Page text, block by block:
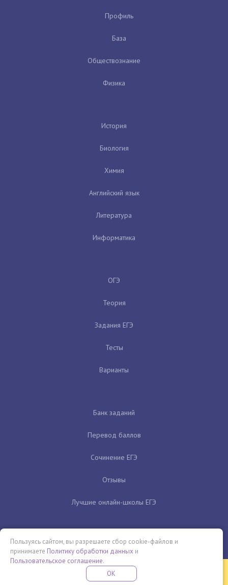
Профиль
База
Обществознание
Физика
История
Биология
Химия
Английский язык
Литература
Информатика
ОГЭ
Теория
Задания ЕГЭ
Тесты
Варианты
Банк заданий
Перевод баллов
Сочинение ЕГЭ
Отзывы
Лучшие онлайн-школы ЕГЭ
Бесплатная летняя школа
ПРОВЕДИ ЭТО ЛЕТО С ПОЛЬЗОЙ
Пользуясь сайтом, вы разрешаете сбор cookie-файлов и
принимаете Политику обработки данных и
Пользовательское соглашение.
OK